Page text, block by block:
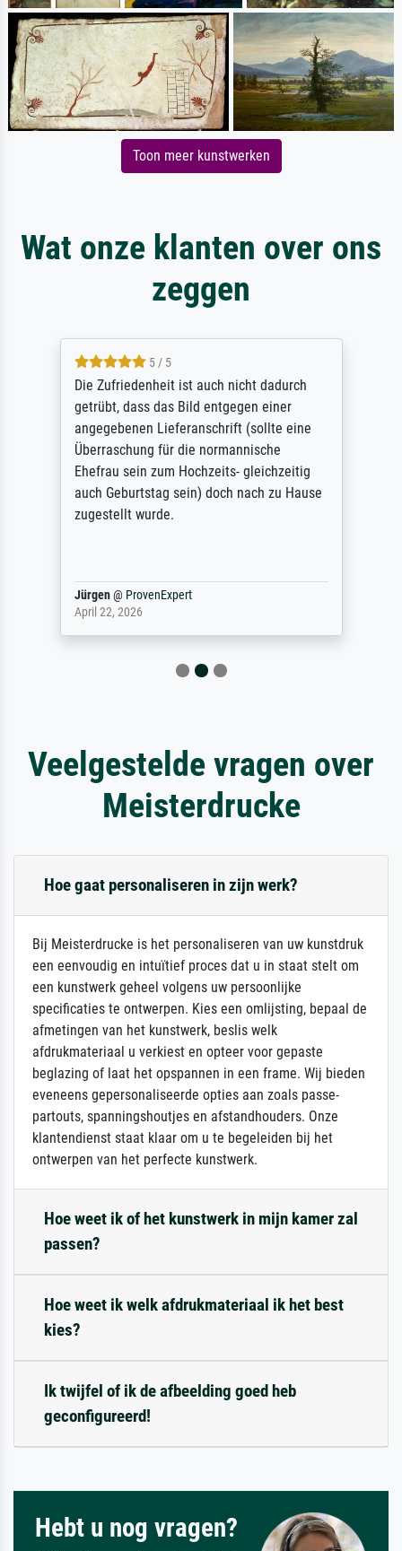
Toon meer kunstwerken
Wat onze klanten over ons
zeggen
5 / 5
Die Zufriedenheit ist auch nicht dadurch
getrübt, dass das Bild entgegen einer
angegebenen Lieferanschrift (sollte eine
Überraschung für die normannische
Ehefrau sein zum Hochzeits- gleichzeitig
auch Geburtstag sein) doch nach zu Hause
zugestellt wurde.
Jürgen@ ProvenExpert
April 22, 2026
Veelgestelde vragen over
Meisterdrucke
Hoe gaat personaliseren in zijn werk?
Bij Meisterdrucke is het personaliseren van uw kunstdruk
een eenvoudig en intuïtief proces dat u in staat stelt om
een kunstwerk geheel volgens uw persoonlijke
specificaties te ontwerpen. Kies een omlijsting, bepaal de
afmetingen van het kunstwerk, beslis welk
afdrukmateriaal u verkiest en opteer voor gepaste
beglazing of laat het opspannen in een frame. Wij bieden
eveneens gepersonaliseerde opties aan zoals passe-
partouts, spanningshoutjes en afstandhouders. Onze
klantendienst staat klaar om u te begeleiden bij het
ontwerpen van het perfecte kunstwerk.
Hoe weet ik of het kunstwerk in mijn kamer zal
passen?
Hoe weet ik welk afdrukmateriaal ik het best
kies?
Ik twijfel of ik de afbeelding goed heb
geconfigureerd!
Hebt u nog vragen?